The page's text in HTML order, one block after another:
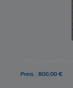
Preis : 800,00 €